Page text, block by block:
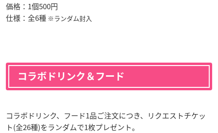
価格：1個500円
仕様：全6種 ※ランダム封入
コラボドリンク＆フード
コラボドリンク、フード1品ご注文につき、リクエストチケッ
ト(全26種)をランダムで1枚プレゼント。